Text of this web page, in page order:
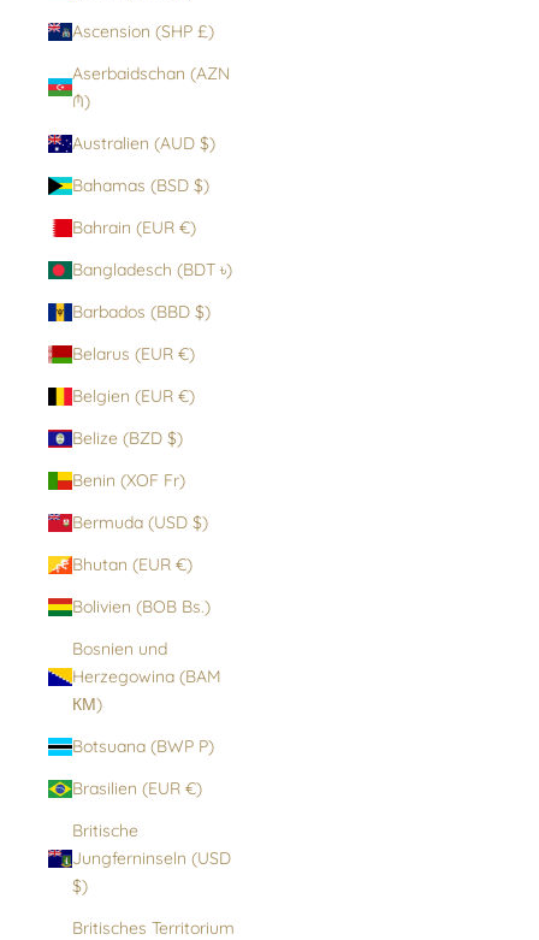
Ascension (SHP £)
Aserbaidschan (AZN
₼)
Australien (AUD $)
Bahamas (BSD $)
Bahrain (EUR €)
Bangladesch (BDT ৳)
Barbados (BBD $)
Belarus (EUR €)
Belgien (EUR €)
Belize (BZD $)
Benin (XOF Fr)
Bermuda (USD $)
Bhutan (EUR €)
Bolivien (BOB Bs.)
Bosnien und
Herzegowina (BAM
КМ)
Botsuana (BWP P)
Brasilien (EUR €)
Britische
Jungferninseln (USD
$)
Britisches Territorium